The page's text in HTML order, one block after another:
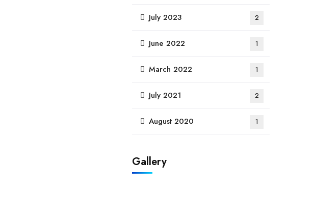
July 2023 2
June 2022 1
March 2022 1
July 2021 2
August 2020 1
Gallery